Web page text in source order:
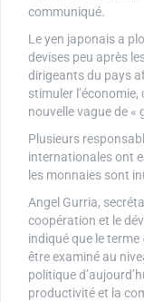
communiqué.
Le yen japonais a
devises peu après
dirigeants du pays
stimuler
nouvelle vague de «
Plusieurs
internationales ont
les monnaies sont
Angel Gurria,
coopération et le
indiqué que le
être examiné au
politique
productivité et la